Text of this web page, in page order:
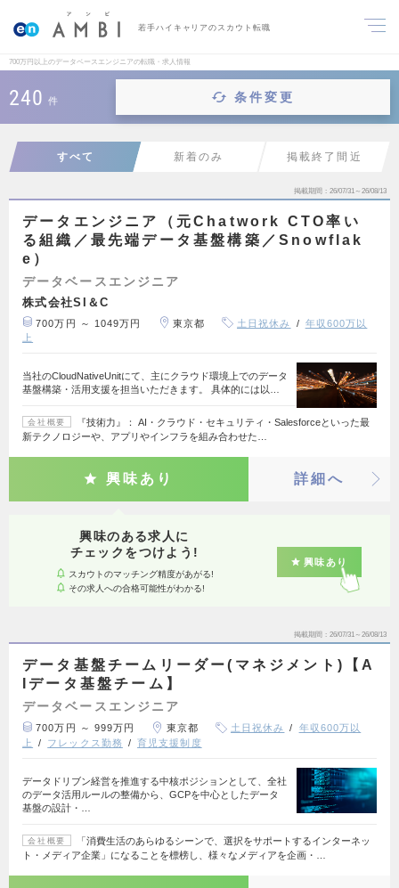
若手ハイキャリアのスカウト転職
700万円以上のデータベースエンジニアの転職・求人情報
240 件 条件変更
すべて 新着のみ 掲載終了間近
掲載期間 26/07/31～26/08/13
データエンジニア（元Chatwork CTO率い
る組織／最先端データ基盤構築／Snowflak
e）
データベースエンジニア
株式会社SI＆C
700万円 ～ 1049万円 東京都 土日祝休み
年収600万以
上
当社のCloudNativeUnitにて、主にクラウド環境上でのデータ
基盤構築・活用支援を担当いただきます。 具体的には以…
会社概要
『技術力』： AI・クラウド・セキュリティ・Salesforceといった最
新テクノロジーや、アプリやインフラを組み合わせた…
興味あり 詳細へ
興味のある求人に
チェックをつけよう!
スカウトのマッチング精度があがる!
その求人への合格可能性がわかる!
興味あり
掲載期間 26/07/31～26/08/13
データ基盤チームリーダー(マネジメント)【A
Iデータ基盤チーム】
データベースエンジニア
700万円 ～ 999万円 東京都 土日祝休み
年収600万以
上
フレックス勤務 育児支援制度
データドリブン経営を推進する中核ポジションとして、全社
のデータ活用ルールの整備から、GCPを中心としたデータ
基盤の設計・…
会社概要
「消費生活のあらゆるシーンで、選択をサポートするインターネッ
ト・メディア企業」になることを標榜し、様々なメディアを企画・…